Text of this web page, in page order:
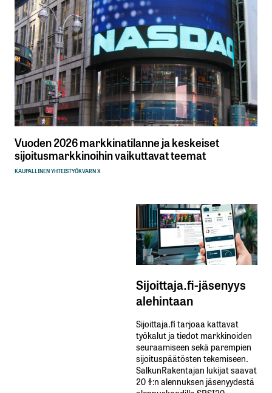
Vuoden 2026 markkinatilanne ja keskeiset
sijoitusmarkkinoihin vaikuttavat teemat
KAUPALLINEN YHTEISTYÖKVARN X
Sijoittaja.fi-jäsenyys
alehintaan
Sijoittaja.fi tarjoaa kattavat
työkalut ja tiedot markkinoiden
seuraamiseen sekä parempien
sijoituspäätösten tekemiseen.
SalkunRakentajan lukijat saavat
20 %:n alennuksen jäsenyydestä